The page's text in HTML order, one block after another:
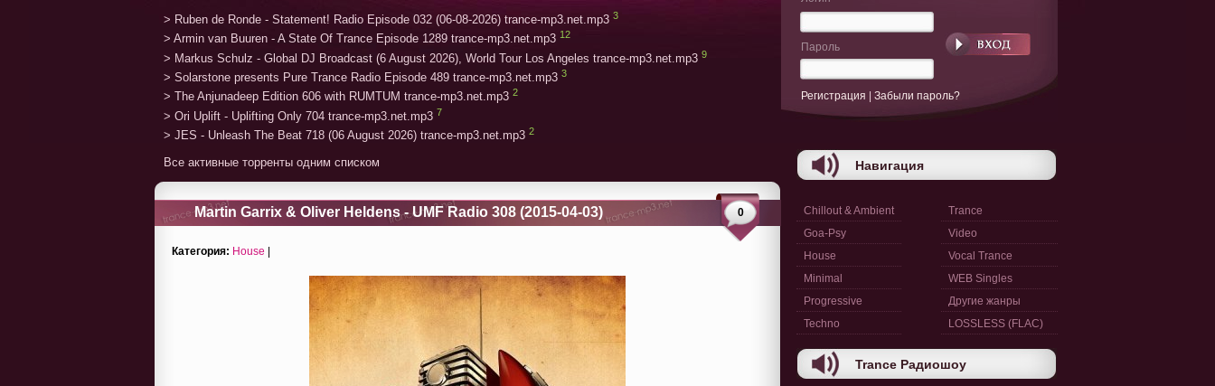
> Ruben de Ronde - Statement! Radio Episode 032 (06-08-2026) trance-mp3.net.mp3 3
> Armin van Buuren - A State Of Trance Episode 1289 trance-mp3.net.mp3 12
> Markus Schulz - Global DJ Broadcast (6 August 2026), World Tour Los Angeles trance-mp3.net.mp3 9
> Solarstone presents Pure Trance Radio Episode 489 trance-mp3.net.mp3 3
> The Anjunadeep Edition 606 with RUMTUM trance-mp3.net.mp3 2
> Ori Uplift - Uplifting Only 704 trance-mp3.net.mp3 7
> JES - Unleash The Beat 718 (06 August 2026) trance-mp3.net.mp3 2
Все активные торренты одним списком
Martin Garrix & Oliver Heldens - UMF Radio 308 (2015-04-03) 0
Категория: House |
Пароль
Регистрация Забыли пароль?
Навигация
Chillout & Ambient
Goa-Psy
House
Minimal
Progressive
Techno
Trance
Video
Vocal Trance
WEB Singles
Другие жанры
LOSSLESS (FLAC)
Trance Радиошоу